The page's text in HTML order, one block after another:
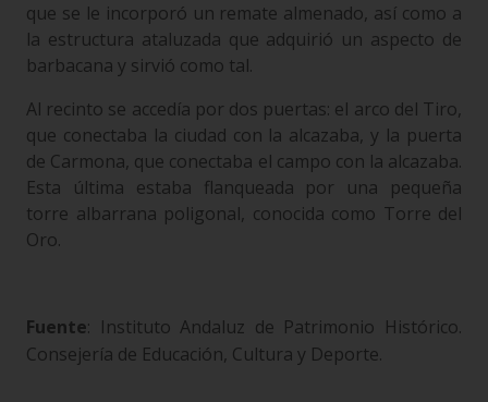
que se le incorporó un remate almenado, así como a
la estructura ataluzada que adquirió un aspecto de
barbacana y sirvió como tal.
Al recinto se accedía por dos puertas: el arco del Tiro,
que conectaba la ciudad con la alcazaba, y la puerta
de Carmona, que conectaba el campo con la alcazaba.
Esta última estaba flanqueada por una pequeña
torre albarrana poligonal, conocida como Torre del
Oro.
Fuente: Instituto Andaluz de Patrimonio Histórico.
Consejería de Educación, Cultura y Deporte.